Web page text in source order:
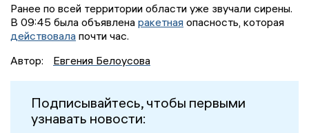
Ранее по всей территории области уже звучали сирены.
В 09:45 была объявлена ракетная опасность, которая
действовала почти час.
Автор:
Евгения Белоусова
Подписывайтесь, чтобы первыми
узнавать новости: